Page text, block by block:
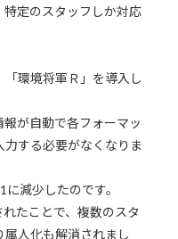
特定のスタッフしか対応
環境将軍Ｒ」を導入し
が自動で各フォーマッ
力する必要がなくなりま
減少したのです。
たことで、複数のスタ
人化も解消されまし